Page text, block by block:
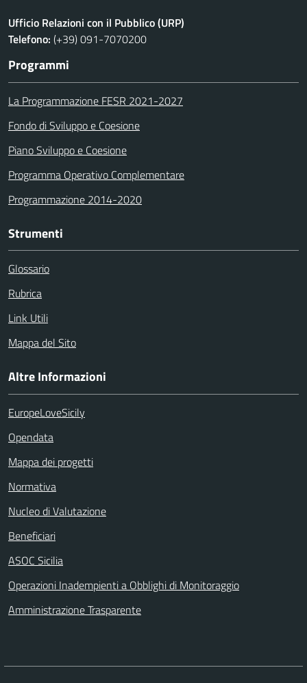
Ufficio Relazioni con il Pubblico (URP)
Telefono: (+39) 091-7070200
Programmi
La Programmazione FESR 2021-2027
Fondo di Sviluppo e Coesione
Piano Sviluppo e Coesione
Programma Operativo Complementare
Programmazione 2014-2020
Strumenti
Glossario
Rubrica
Link Utili
Mappa del Sito
Altre Informazioni
EuropeLoveSicily
Opendata
Mappa dei progetti
Normativa
Nucleo di Valutazione
Beneficiari
ASOC Sicilia
Operazioni Inadempienti a Obblighi di Monitoraggio
Amministrazione Trasparente